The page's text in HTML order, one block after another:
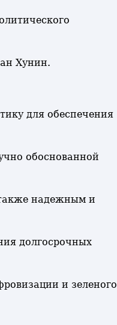
Хунин.
для обеспечения
обоснованной
надежным и
долгосрочных
и зеленого